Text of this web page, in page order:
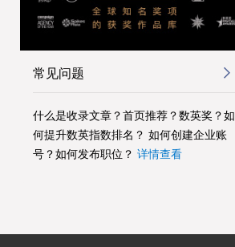
常见问题
什么是收录文章？首页推荐？数英奖？如
何提升数英指数排名？ 如何创建企业账
号？如何发布职位？ 详情查看